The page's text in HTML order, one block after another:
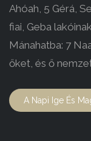
Ahóah, 5 Gérá,
fiai, Geba
Mánahatba: 7
őket, és ő
A Napi Ige És